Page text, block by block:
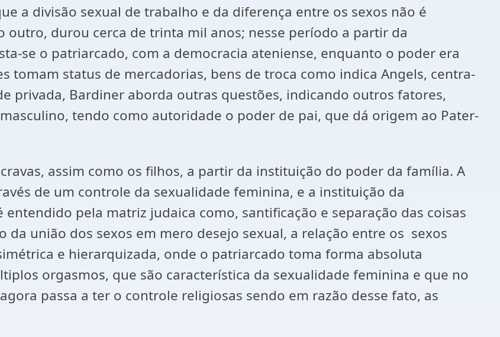
divisão sexual de trabalho e da diferença entre os sexos não é
durou cerca de trinta mil anos; nesse período a partir da
se o patriarcado, com a democracia ateniense, enquanto o poder era
tomam status de mercadorias, bens de troca como indica Angels, centra-
privada, Bardiner aborda outras questões, indicando outros fatores,
tendo como autoridade o poder de pai, que dá origem ao Pater-
assim como os filhos, a partir da instituição do poder da família. A
de um controle da sexualidade feminina, e a instituição da
pela matriz judaica como, santificação e separação das coisas
união dos sexos em mero desejo sexual, a relação entre os sexos
e hierarquizada, onde o patriarcado toma forma absoluta
orgasmos, que são característica da sexualidade feminina e que no
passa a ter o controle religiosas sendo em razão desse fato, as